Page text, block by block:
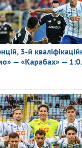
3-й
— «Карабах» —